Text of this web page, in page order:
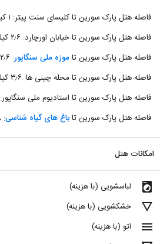
فاصله هتل پارک سورین تا کلیسای سنت پیتر: ۱ کیلومتر
فاصله هتل پارک سورین تا خیابان اورچارد: ۲٫۶ کیلومتر
فاصله هتل پارک سورین تاموزه ملی سنگاپور: ۲٫۶ کیلومتر
فاصله هتل پارک سورین تا محله چینی ها: ۳٫۶ کیلومتر
فاصله هتل پارک سورین تا استادیوم ملی سنگاپور: ۳٫۷ کیلومتر
فاصله هتل پارک سورین تاباغ های گیاه شناسی: ۴٫۸ کیلومتر
امکانات هتل
local_laundry_service لباسشویی (با هزینه)
details خشکشویی (با هزینه)
menu اتو (با هزینه)